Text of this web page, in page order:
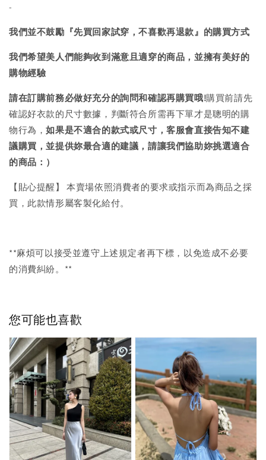
-
我們並不鼓勵『先買回家試穿，不喜歡再退款』的購買方式
我們希望美人們能夠收到滿意且適穿的商品，並擁有美好的
購物經驗
請在訂購前務必做好充分的詢問和確認再購買哦!購買前請先
確認好衣款的尺寸數據，判斷符合所需再下單才是聰明的購
物行為，如果是不適合的款式或尺寸，客服會直接告知不建
議購買，並提供妳最合適的建議，請讓我們協助妳挑選適合
的商品：）
【貼心提醒】 本賣場依照消費者的要求或指示而為商品之採
買，此款情形屬客製化給付。
**麻煩可以接受並遵守上述規定者再下標，以免造成不必要
的消費糾紛。**
您可能也喜歡